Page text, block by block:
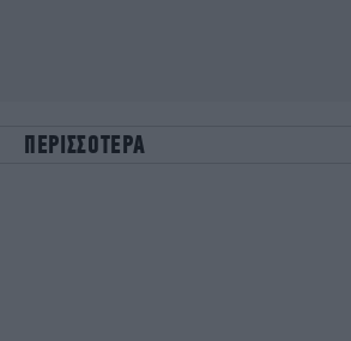
ΠΕΡΙΣΣΟΤΕΡΑ